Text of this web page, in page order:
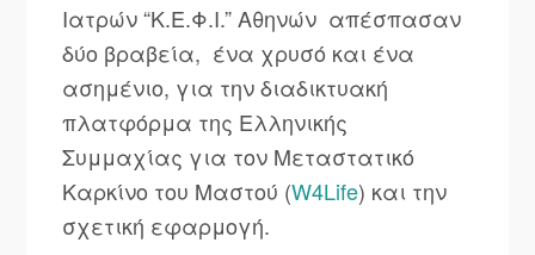
Ιατρών “Κ.Ε.Φ.Ι.” Αθηνών απέσπασαν
δύο βραβεία, ένα χρυσό και ένα
ασημένιο, για την διαδικτυακή
πλατφόρμα της Ελληνικής
Συμμαχίας για τον Μεταστατικό
Καρκίνο του Μαστού (W4Life) και την
σχετική εφαρμογή.